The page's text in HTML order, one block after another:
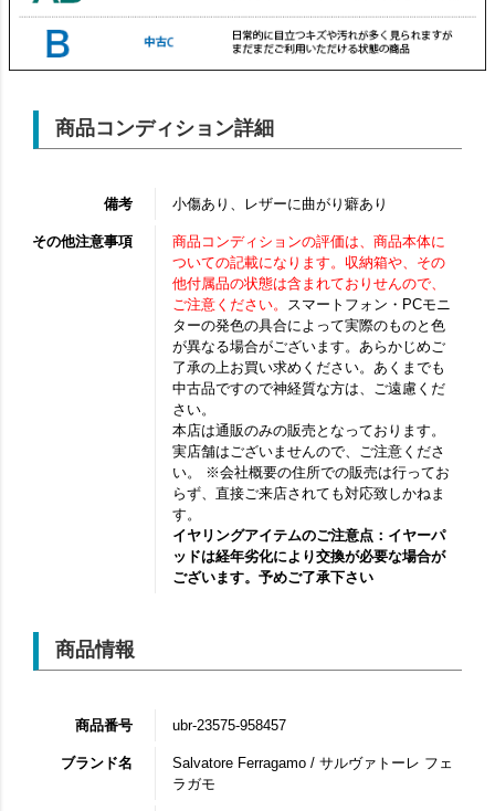
商品コンディション詳細
備考 小傷あり、レザーに曲がり癖あり
その他注意事項
商品コンディションの評価は、商品本体に
ついての記載になります。収納箱や、その
他付属品の状態は含まれておりせんので、
ご注意ください。
スマートフォン・PCモニ
ターの発色の具合によって実際のものと色
が異なる場合がございます。あらかじめご
了承の上お買い求めください。あくまでも
中古品ですので神経質な方は、ご遠慮くだ
さい。
本店は通販のみの販売となっております。
実店舗はございませんので、ご注意くださ
い。 ※会社概要の住所での販売は行ってお
らず、直接ご来店されても対応致しかねま
す。
イヤリングアイテムのご注意点：イヤーパ
ッドは経年劣化により交換が必要な場合が
ございます。予めご了承下さい
商品情報
商品番号 ubr-23575-958457
ブランド名
Salvatore Ferragamo / サルヴァトーレ フェ
ラガモ